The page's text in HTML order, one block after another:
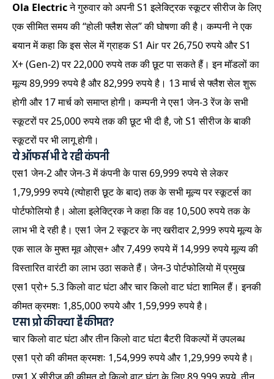
Ola Electricने गुरुवार को अपनी S1 इलेक्ट्रिक स्कूटर सीरीज के लिए
एक सीमित समय की “होली फ्लैश सेल” की घोषणा की है। कम्पनी ने एक
बयान में कहा कि इस सेल में ग्राहक S1 Air पर 26,750 रुपये और S1
X+ (Gen-2) पर 22,000 रुपये तक की छूट पा सकते हैं। इन मॉडलों का
मूल्य 89,999 रुपये है और 82,999 रुपये है। 13 मार्च से फ्लैश सेल शुरू
होगी और 17 मार्च को समाप्त होगी। कम्पनी ने एस1 जेन-3 रेंज के सभी
स्कूटरों पर 25,000 रुपये तक की छूट भी दी है, जो S1 सीरीज के बाकी
स्कूटरों पर भी लागू होगी।
ये ऑफर्स भी दे रही कंपनी
एस1 जेन-2 और जेन-3 में कंपनी के पास 69,999 रुपये से लेकर
1,79,999 रुपये (त्योहारी छूट के बाद) तक के सभी मूल्य पर स्कूटर्स का
पोर्टफोलियो है। ओला इलेक्ट्रिक ने कहा कि वह 10,500 रुपये तक के
लाभ भी दे रही है। एस1 जेन 2 स्कूटर के नए खरीदार 2,999 रुपये मूल्य के
एक साल के मुफ्त मूव ओएस+ और 7,499 रुपये में 14,999 रुपये मूल्य की
विस्तारित वारंटी का लाभ उठा सकते हैं। जेन-3 पोर्टफोलियो में प्रमुख
एस1 प्रो+ 5.3 किलो वाट घंटा और चार किलो वाट घंटा शामिल हैं। इनकी
कीमत क्रमशः 1,85,000 रुपये और 1,59,999 रुपये है।
एस1 प्रो की क्या है कीमत?
चार किलो वाट घंटा और तीन किलो वाट घंटा बैटरी विकल्पों में उपलब्ध
एस1 प्रो की कीमत क्रमशः 1,54,999 रुपये और 1,29,999 रुपये है।